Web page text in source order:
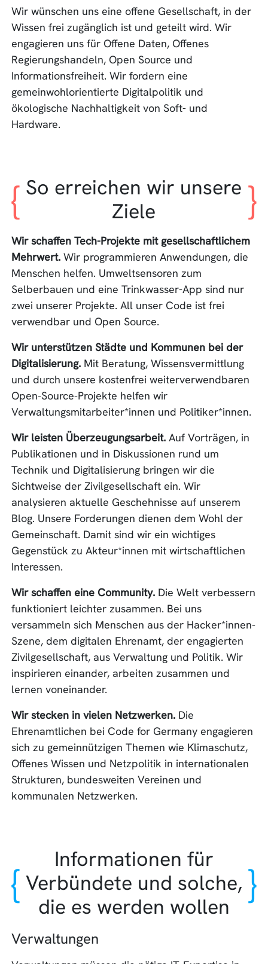
Wir wünschen uns eine offene Gesellschaft, in der
Wissen frei zugänglich ist und geteilt wird. Wir
engagieren uns für Offene Daten, Offenes
Regierungshandeln, Open Source und
Informationsfreiheit. Wir fordern eine
gemeinwohlorientierte Digitalpolitik und
ökologische Nachhaltigkeit von Soft- und
Hardware.
So erreichen wir unsere
Ziele
Wir schaffen Tech-Projekte mit gesellschaftlichem
Mehrwert. Wir programmieren Anwendungen, die
Menschen helfen. Umweltsensoren zum
Selberbauen und eine Trinkwasser-App sind nur
zwei unserer Projekte. All unser Code ist frei
verwendbar und Open Source.
Wir unterstützen Städte und Kommunen bei der
Digitalisierung. Mit Beratung, Wissensvermittlung
und durch unsere kostenfrei weiterverwendbaren
Open-Source-Projekte helfen wir
Verwaltungsmitarbeiter*innen und Politiker*innen.
Wir leisten Überzeugungsarbeit. Auf Vorträgen, in
Publikationen und in Diskussionen rund um
Technik und Digitalisierung bringen wir die
Sichtweise der Zivilgesellschaft ein. Wir
analysieren aktuelle Geschehnisse auf unserem
Blog. Unsere Forderungen dienen dem Wohl der
Gemeinschaft. Damit sind wir ein wichtiges
Gegenstück zu Akteur*innen mit wirtschaftlichen
Interessen.
Wir schaffen eine Community. Die Welt verbessern
funktioniert leichter zusammen. Bei uns
versammeln sich Menschen aus der Hacker*innen-
Szene, dem digitalen Ehrenamt, der engagierten
Zivilgesellschaft, aus Verwaltung und Politik. Wir
inspirieren einander, arbeiten zusammen und
lernen voneinander.
Wir stecken in vielen Netzwerken. Die
Ehrenamtlichen bei Code for Germany engagieren
sich zu gemeinnützigen Themen wie Klimaschutz,
Offenes Wissen und Netzpolitik in internationalen
Strukturen, bundesweiten Vereinen und
kommunalen Netzwerken.
Informationen für
Verbündete und solche,
die es werden wollen
Verwaltungen